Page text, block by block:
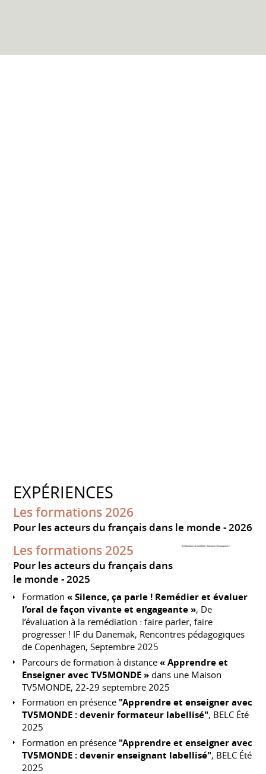
EXPÉRIENCES
Les formations 2026
Pour les acteurs du français dans le monde 2026
Les formations 2025
Pour les acteurs du français dans
le monde
2025
Formation« Silence, ça parle ! Remédier et évaluer
l’oral de façon vivante et engageante », De
l’évaluation à la remédiation : faire parler, faire
progresser ! IF du Danemak, Rencontres pédagogiques
de Copenhagen, Septembre 2025
Parcours de formation à distance« Apprendre et
Enseigner avec TV5MONDE » dans une Maison
TV5MONDE, 22-29 septembre 2025
Formation en présence "Apprendre et enseigner avec
TV5MONDE : devenir formateur labellisé", BELC Été
2025
Formation en présence "Apprendre et enseigner avec
TV5MONDE : devenir enseignant labellisé", BELC Été
2025